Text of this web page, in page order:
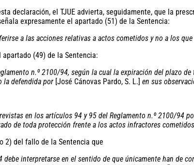
declaración, el TJUE advierta, seguidamente, que la
expresamente el apartado (51) de la Sentencia:
a las acciones relativas a actos cometidos y no a los
(49) de la Sentencia:
n.º 2100/94, según la cual la expiración del plazo
la defendida por [José Cánovas Pardo, S. L.] en sus
en los artículos 94 y 95 del Reglamento n.º 2100/
de toda protección frente a los actos infractores
2) del fallo de la Sentencia que
debe interpretarse en el sentido de que únicamente han de